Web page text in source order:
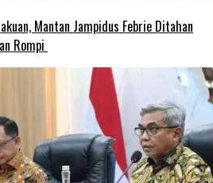
Mantan Jampidus Febrie Ditahan
Rompi